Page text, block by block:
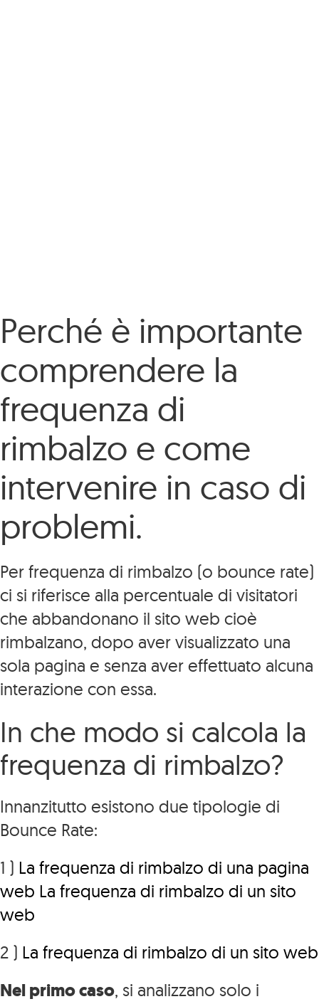
Perché è importante
comprendere la
frequenza di
rimbalzo e come
intervenire in caso di
problemi.
Per frequenza di rimbalzo (o bounce rate)
ci si riferisce alla percentuale di visitatori
che abbandonano il sito web cioè
rimbalzano, dopo aver visualizzato una
sola pagina e senza aver effettuato alcuna
interazione con essa.
In che modo si calcola la
frequenza di rimbalzo?
Innanzitutto esistono due tipologie di
Bounce Rate:
1 ) La frequenza di rimbalzo di una pagina
web La frequenza di rimbalzo di un sito
web
2 ) La frequenza di rimbalzo di un sito web
Nel primo caso, si analizzano solo i